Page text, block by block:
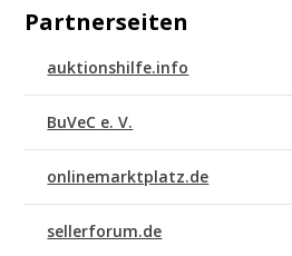
Partnerseiten
auktionshilfe.info
BuVeC e. V.
onlinemarktplatz.de
sellerforum.de